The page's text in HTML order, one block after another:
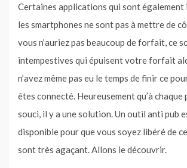
Certaines applications qui sont également
les smartphones ne sont pas à mettre de
vous n’auriez pas beaucoup de forfait, ce
intempestives qui épuisent votre forfait
n’avez même pas eu le temps de finir ce
êtes connecté. Heureusement qu’à chaque
souci, il y a une solution. Un outil anti pub
disponible pour que vous soyez libéré de
sont très agaçant. Allons le découvrir.